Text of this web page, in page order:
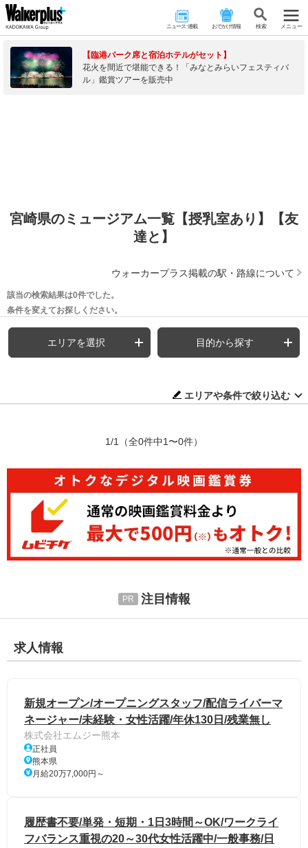
ニュース･連載 おでかけ情報 検 索 メニュー
【臨港パーク席と宿泊ホテルがセット】
花火を間近で堪能できる！「みなとみらいフェスティバ
ル」鑑賞ツアーを販売中
宮崎県のミュージアム一覧【授乳室あり】【友
達と】
ウォーカープラス掲載の駅・路線について
該当の検索結果は0件でした。
条件を変えてお探しください。
エリアを選択 目的から探す
エリアや条件で絞り込む
1/1 （全0件中1〜0件）
注目情報
求人情報
新規オープン/オープニングスタッフ/配信ライバーマ
ネージャー/未経験・女性活躍/年休130日/残業無し
株式会社エムジー熊本
正社員
熊本県
月給20万7,000円～
履歴書不要/単発・短期・1日3時間～OK/ワークライ
フバランス重視の20～30代女性活躍中/一般事務/日